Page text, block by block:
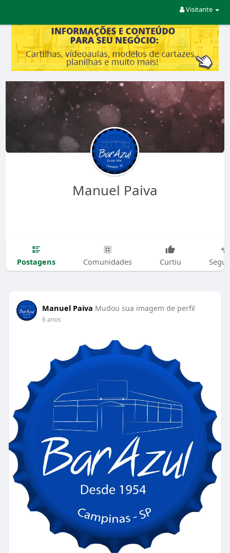
Visitante
Manuel Paiva
Postagens Comunidades Curtiu
Manuel Paiva Mudou sua imagem de perfil
6 anos